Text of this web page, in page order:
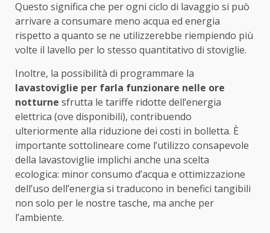
Questo significa che per ogni ciclo di lavaggio si può
arrivare a consumare meno acqua ed energia
rispetto a quanto se ne utilizzerebbe riempiendo più
volte il lavello per lo stesso quantitativo di stoviglie.
Inoltre, la possibilità di programmare la
lavastoviglie per farla funzionare nelle ore
notturne sfrutta le tariffe ridotte dell’energia
elettrica (ove disponibili), contribuendo
ulteriormente alla riduzione dei costi in bolletta. È
importante sottolineare come l’utilizzo consapevole
della lavastoviglie implichi anche una scelta
ecologica: minor consumo d’acqua e ottimizzazione
dell’uso dell’energia si traducono in benefici tangibili
non solo per le nostre tasche, ma anche per
l’ambiente.